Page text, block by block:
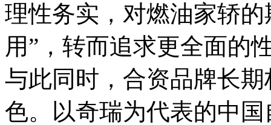
理性务实，对燃油家轿
用”，转而追求更全面的
与此同时，合资品牌长
色。以奇瑞为代表的中